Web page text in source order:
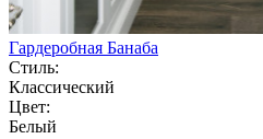
Гардеробная Банаба
Стиль:
Классический
Цвет:
Белый